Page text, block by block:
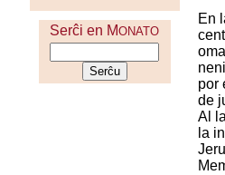
Serĉi en MONATO
En
por
de
Al
la